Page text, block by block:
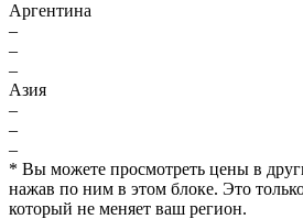
Аргентина
–
–
–
Азия
–
–
–
* Вы можете просмотреть цены в
нажав по ним в этом блоке. Это
который не меняет ваш регион.